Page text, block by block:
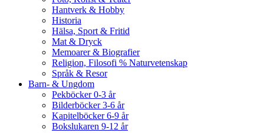
Hantverk & Hobby
Historia
Hälsa, Sport & Fritid
Mat & Dryck
Memoarer & Biografier
Religion, Filosofi % Naturvetenskap
Språk & Resor
Barn- & Ungdom
Pekböcker 0-3 år
Bilderböcker 3-6 år
Kapitelböcker 6-9 år
Bokslukaren 9-12 år